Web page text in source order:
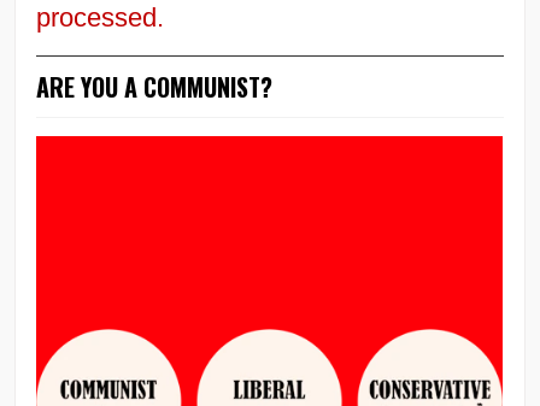
processed.
ARE YOU A COMMUNIST?